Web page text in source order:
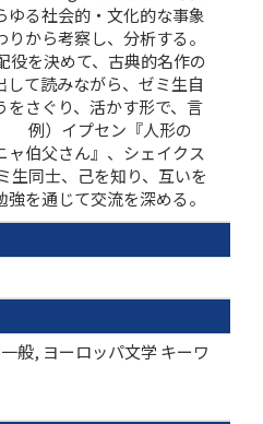
る社会的・文化的な事象
から考察し、分析する。
を決めて、古典的名作の
て読みながら、ゼミ生自
さぐり、活かす形で、言
例）イプセン『人形の
伯父さん』、シェイクス
生同士、己を知り、互いを
を通じて交流を深める。
般, ヨーロッパ文学 キーワ